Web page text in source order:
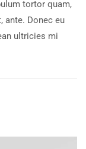
tortor quam,
ante. Donec eu
ultricies mi